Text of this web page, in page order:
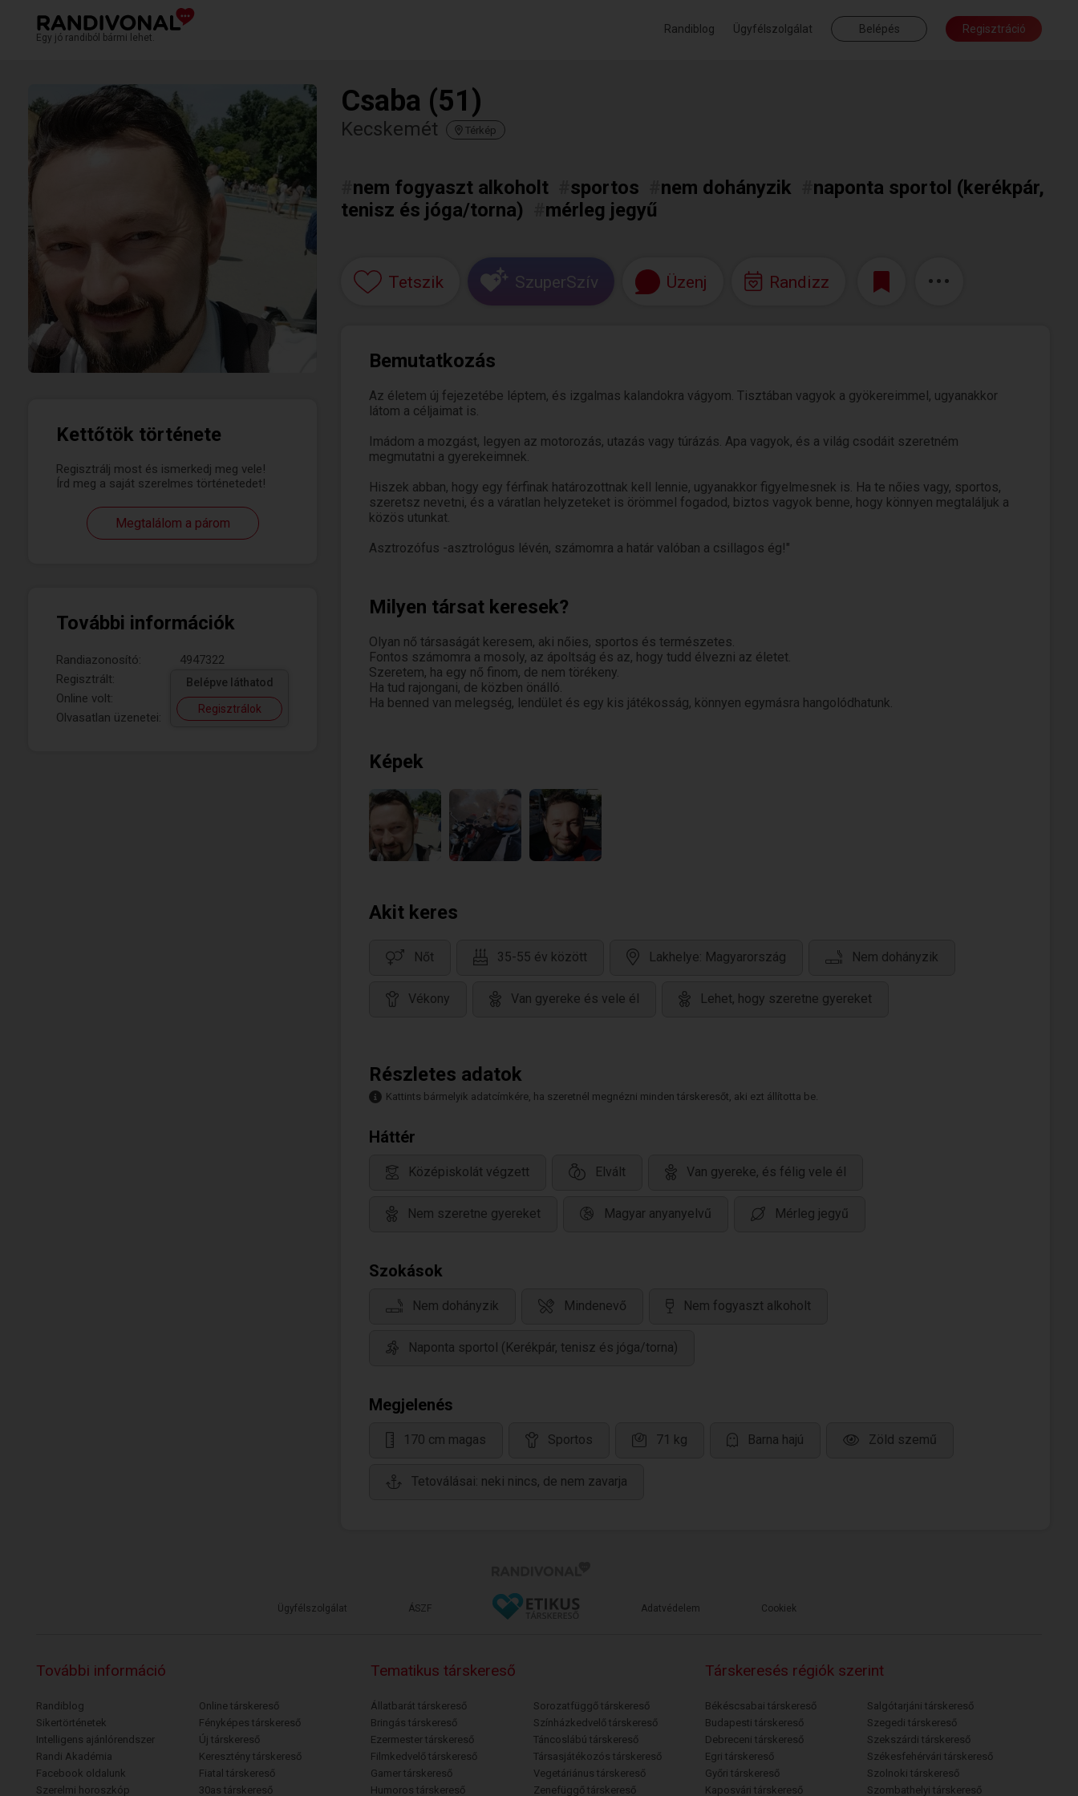
Egy jó randiból bármi lehet.
Randiblog Ügyfélszolgálat Belépés Regisztráció
Kettőtök története
Regisztrálj most és ismerkedj meg vele!
Írd meg a saját szerelmes történetedet!
Megtalálom a párom
További információk
Randiazonosító:
4947322
Regisztrált:
Online volt:
Olvasatlan üzenetei:
Belépve láthatod
Regisztrálok
Csaba (51)
Kecskemét Térkép
nem fogyaszt alkoholt sportos nem dohányzik
naponta sportol (kerékpár,
tenisz és jóga/torna)
mérleg jegyű
Tetszik SzuperSzív Üzenj Randizz
Bemutatkozás
Az életem új fejezetébe léptem, és izgalmas kalandokra vágyom. Tisztában vagyok a gyökereimmel, ugyanakkor
látom a céljaimat is.
Imádom a mozgást, legyen az motorozás, utazás vagy túrázás. Apa vagyok, és a világ csodáit szeretném
megmutatni a gyerekeimnek.
Hiszek abban, hogy egy férfinak határozottnak kell lennie, ugyanakkor figyelmesnek is. Ha te nőies vagy, sportos,
szeretsz nevetni, és a váratlan helyzeteket is örömmel fogadod, biztos vagyok benne, hogy könnyen megtaláljuk a
közös utunkat.
Asztrozófus -asztrológus lévén, számomra a határ valóban a csillagos ég!"
Milyen társat keresek?
Olyan nő társaságát keresem, aki nőies, sportos és természetes.
Fontos számomra a mosoly, az ápoltság és az, hogy tudd élvezni az életet.
Szeretem, ha egy nő finom, de nem törékeny.
Ha tud rajongani, de közben önálló.
Ha benned van melegség, lendület és egy kis játékosság, könnyen egymásra hangolódhatunk.
Képek
Akit keres
Nőt 35-55 év között Lakhelye: Magyarország Nem dohányzik
Vékony Van gyereke és vele él Lehet, hogy szeretne gyereket
Részletes adatok
Kattints bármelyik adatcímkére, ha szeretnél megnézni minden társkeresőt, aki ezt állította be.
Háttér
Középiskolát végzett Elvált Van gyereke, és félig vele él
Nem szeretne gyereket Magyar anyanyelvű Mérleg jegyű
Szokások
Nem dohányzik Mindenevő Nem fogyaszt alkoholt
Naponta sportol (Kerékpár, tenisz és jóga/torna)
Megjelenés
170 cm magas Sportos 71 kg Barna hajú Zöld szemű
Tetoválásai: neki nincs, de nem zavarja
Ügyfélszolgálat ÁSZF Adatvédelem Cookiek
További információ
Randiblog
Sikertörténetek
Intelligens ajánlórendszer
Randi Akadémia
Facebook oldalunk
Szerelmi horoszkóp
Online társkereső
Fényképes társkereső
Új társkereső
Keresztény társkereső
Fiatal társkereső
30as társkereső
Tematikus társkereső
Állatbarát társkereső
Bringás társkereső
Ezermester társkereső
Filmkedvelő társkereső
Gamer társkereső
Humoros társkereső
Sorozatfüggő társkereső
Színházkedvelő társkereső
Táncoslábú társkereső
Társasjátékozós társkereső
Vegetáriánus társkereső
Zenefüggő társkereső
Társkeresés régiók szerint
Békéscsabai társkereső
Budapesti társkereső
Debreceni társkereső
Egri társkereső
Győri társkereső
Kaposvári társkereső
Salgótarjáni társkereső
Szegedi társkereső
Szekszárdi társkereső
Székesfehérvári társkereső
Szolnoki társkereső
Szombathelyi társkereső